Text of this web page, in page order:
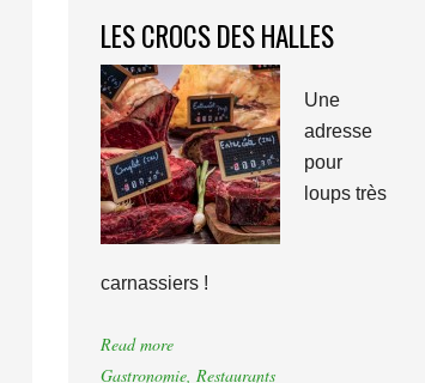
LES CROCS DES HALLES
Une
adresse
pour
loups très
carnassiers !
Read more
Gastronomie, Restaurants